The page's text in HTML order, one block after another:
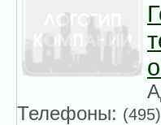
Телефоны: